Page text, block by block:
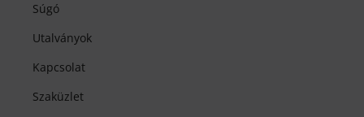
Súgó
Utalványok
Kapcsolat
Szaküzlet